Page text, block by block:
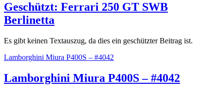
Geschützt: Ferrari 250 GT SWB
Berlinetta
Es gibt keinen Textauszug, da dies ein geschützter Beitrag ist.
Lamborghini Miura P400S – #4042
Lamborghini Miura P400S – #4042